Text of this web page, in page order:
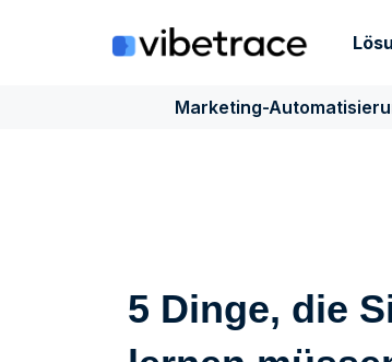
Marketing-
5 Dinge, die